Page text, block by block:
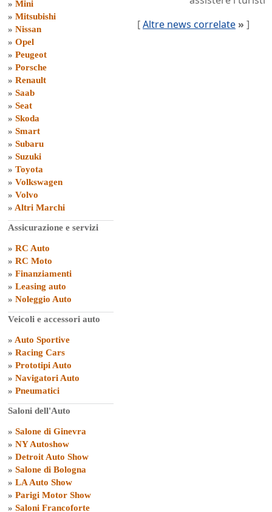
» Mini
» Mitsubishi
» Nissan
» Opel
» Peugeot
» Porsche
» Renault
» Saab
» Seat
» Skoda
» Smart
» Subaru
» Suzuki
» Toyota
» Volkswagen
» Volvo
» Altri Marchi
Assicurazione e servizi
» RC Auto
» RC Moto
» Finanziamenti
» Leasing auto
» Noleggio Auto
Veicoli e accessori auto
» Auto Sportive
» Racing Cars
» Prototipi Auto
» Navigatori Auto
» Pneumatici
Saloni dell'Auto
» Salone di Ginevra
» NY Autoshow
» Detroit Auto Show
» Salone di Bologna
» LA Auto Show
» Parigi Motor Show
» Saloni Francoforte
[Altre news correlate » ]